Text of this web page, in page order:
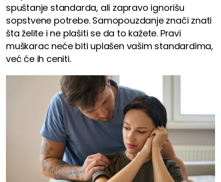
spuštanje standarda, ali zapravo ignorišu
sopstvene potrebe. Samopouzdanje znači znati
šta želite i ne plašiti se da to kažete. Pravi
muškarac neće biti uplašen vašim standardima,
već će ih ceniti.